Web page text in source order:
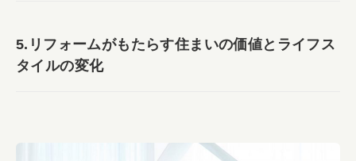
5.リフォームがもたらす住まいの価値とライフス
タイルの変化